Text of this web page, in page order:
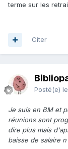
terme sur les
Citer
Posté(e)
Je suis en BM et
réunions sont
dire plus mais
baisse de salaire